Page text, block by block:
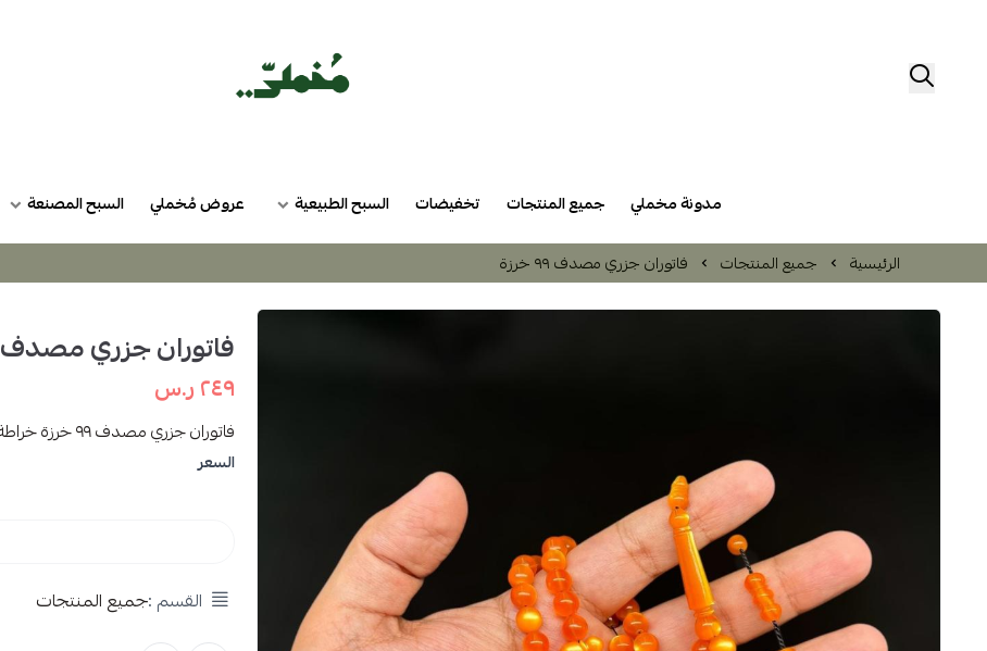
مدونة مخملي جميع المنتجات تخفيضات السبح الطبيعية عروض مُخملي السبح المصنعة
الرئيسية جميع المنتجات فاتوران جزري مصدف ٩٩ خرزة
فاتوران جزري مصدف ٩٩ خرزة
٢٤٩ ر.س
فاتوران جزري مصدف ٩٩ خرزة خراطة ورشة الزعيم
السعر
القسم :جميع المنتجات